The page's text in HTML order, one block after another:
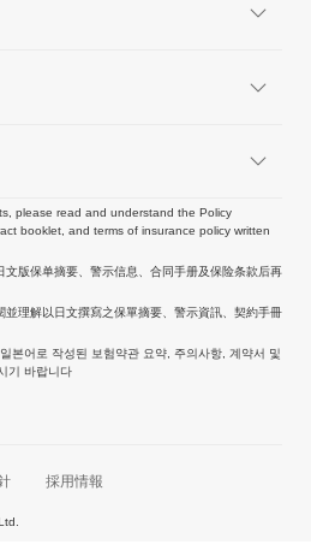
please read and understand the Policy
booklet, and terms of insurance policy written
文版保单摘要、警示信息、合同手册及保险条款后再
並理解以日文撰寫之保單摘要、警示資訊、契約手冊
본어로 작성된 보험약관 요약, 주의사항, 계약서 및
기 바랍니다
採用情報